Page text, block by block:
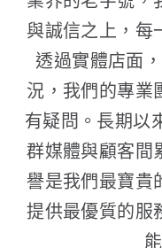
與誠信之上，每
透過實體店面
況，我們的專業
有疑問。長期以
群媒體與顧客間
譽是我們最寶貴
提供最優質的服